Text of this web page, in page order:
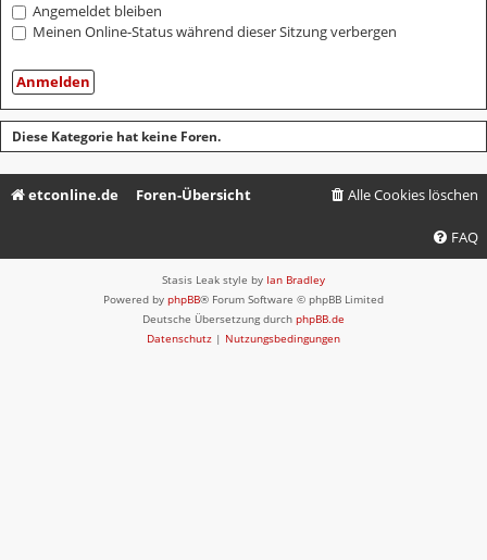
Angemeldet bleiben
Meinen Online-Status während dieser Sitzung verbergen
Diese Kategorie hat keine Foren.
etconline.de Foren-Übersicht Alle Cookies löschen
FAQ
Stasis Leak style by Ian Bradley
Powered by phpBB® Forum Software © phpBB Limited
Deutsche Übersetzung durch phpBB.de
Datenschutz | Nutzungsbedingungen